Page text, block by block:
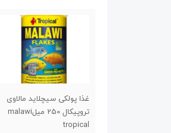
غذای دیسکس گران دی ۵۰
پلاس تروپیکال discus gran
d-50 plus tropical